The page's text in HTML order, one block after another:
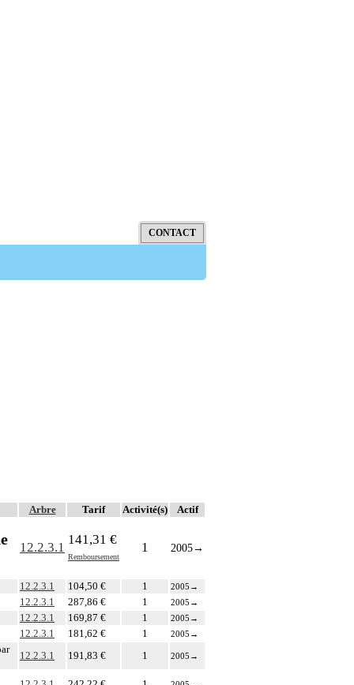
Arbre Tarif Activité(s) Actif
12.2.3.1
141,31 €
Remboursement
1 2005→
12.2.3.1 104,50 € 1 2005 →
12.2.3.1 287,86 € 1 2005 →
12.2.3.1 169,87 € 1 2005 →
12.2.3.1 181,62 € 1 2005 →
12.2.3.1 191,83 € 1 2005 →